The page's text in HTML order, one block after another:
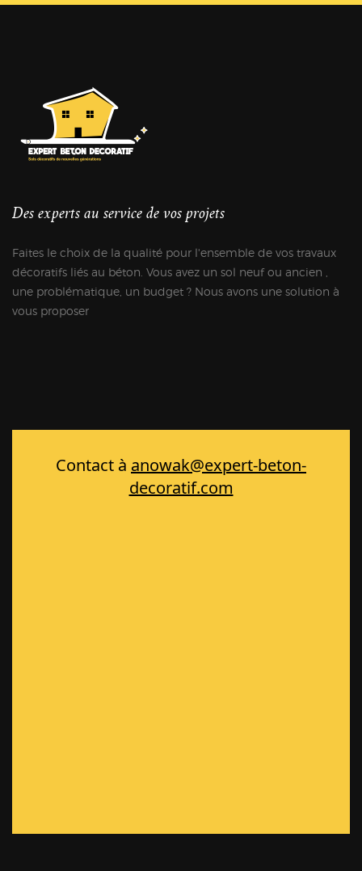
Des experts au service de vos projets
Faites le choix de la qualité pour l'ensemble de vos travaux
décoratifs liés au béton. Vous avez un sol neuf ou ancien ,
une problématique, un budget ? Nous avons une solution à
vous proposer